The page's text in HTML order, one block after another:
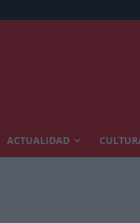
ACTUALIDAD